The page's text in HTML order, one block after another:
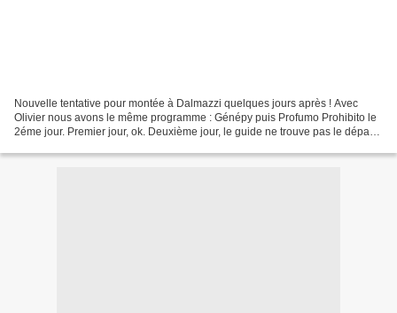
Nouvelle tentative pour montée à Dalmazzi quelques jours après ! Avec
Olivier nous avons le même programme : Génépy puis Profumo Prohibito le
2éme jour. Premier jour, ok. Deuxième jour, le guide ne trouve pas le départ